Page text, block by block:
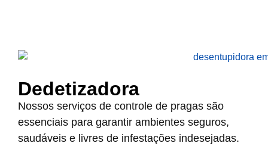
Dedetizadora
Nossos serviços de controle de pragas são
essenciais para garantir ambientes seguros,
saudáveis e livres de infestações indesejadas.